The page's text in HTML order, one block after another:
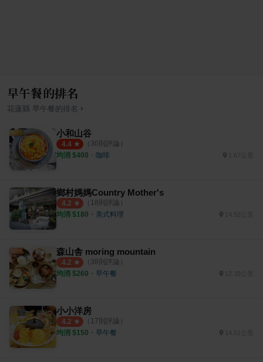
早午餐的排名
花蓮縣 早午餐的排名 ›
小和山谷
4.4 （ 30則評論）
均消 $400 ・ 咖啡
鄉村媽媽Country Mother's
4.2 （ 18則評論）
均消 $180 ・ 美式料理 14.92公里
森山舎 moring mountain
4.2 （ 38則評論）
均消 $260 ・ 早午餐
小小洋房
4.2 （ 17則評論）
均消 $150 ・ 早午餐 14.51公里